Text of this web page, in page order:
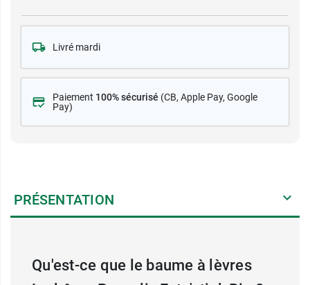
Livré mardi
Paiement 100% sécurisé (CB, Apple Pay, Google
Pay)
PRÉSENTATION
Qu'est-ce que le baume à lèvres